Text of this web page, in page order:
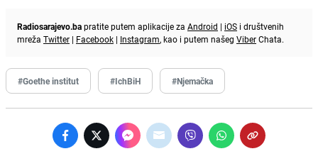
Radiosarajevo.bapratite putem aplikacije za Android | iOS i društvenih
mreža Twitter | Facebook | Instagram, kao i putem našeg ViberChata.
#Goethe institut #IchBiH #Njemačka